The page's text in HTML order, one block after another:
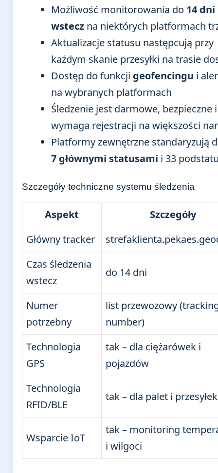
Możliwość monitorowania do 14 dni
wstecz na niektórych platformach
Aktualizacje statusu następcują przy
każdym skanie przesyłki na trasie
Dostęp do funkcji geofencingu i
na wybranych platformach
Śledzenie jest darmowe, bezpieczne
wymaga rejestracji na większości
Platformy zewnętrzne standaryzują
7 głównymi statusami i 33
Szczegóły techniczne systemu śledzenia
Aspekt
Szczegóły
Główny tracker
Czas śledzenia
wstecz
do 14 dni
Numer
potrzebny
list przewozowy
number)
Technologia
GPS
tak – dla ciężarówek i
pojazdów
Technologia
RFID/BLE
tak – dla palet i przesyłek
Wsparcie IoT
tak – monitoring
i wilgoci